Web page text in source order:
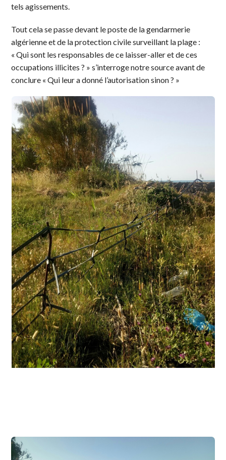
tels agissements.
Tout cela se passe devant le poste de la gendarmerie
algérienne et de la protection civile surveillant la plage :
« Qui sont les responsables de ce laisser-aller et de ces
occupations illicites ? » s’interroge notre source avant de
conclure « Qui leur a donné l’autorisation sinon ? »